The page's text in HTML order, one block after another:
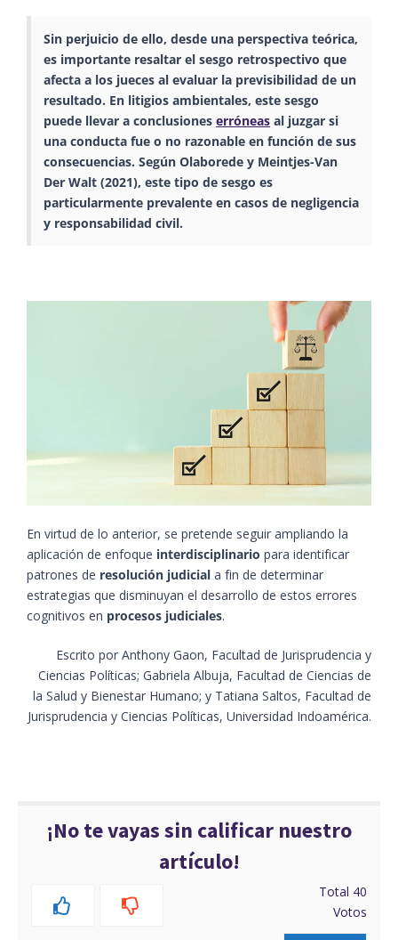
Sin perjuicio de ello, desde una perspectiva teórica,
es importante resaltar el sesgo retrospectivo que
afecta a los jueces al evaluar la previsibilidad de un
resultado. En litigios ambientales, este sesgo
puede llevar a conclusiones erróneas al juzgar si
una conducta fue o no razonable en función de sus
consecuencias. Según Olaborede y Meintjes-Van
Der Walt (2021), este tipo de sesgo es
particularmente prevalente en casos de negligencia
y responsabilidad civil​.
En virtud de lo anterior, se pretende seguir ampliando la
aplicación de enfoque interdisciplinario para identificar
patrones de resolución judicial a fin de determinar
estrategias que disminuyan el desarrollo de estos errores
cognitivos en procesos judiciales.
Escrito por Anthony Gaon, Facultad de Jurisprudencia y
Ciencias Políticas; Gabriela Albuja, Facultad de Ciencias de
la Salud y Bienestar Humano; y Tatiana Saltos, Facultad de
Jurisprudencia y Ciencias Políticas, Universidad Indoamérica.
¡No te vayas sin calificar nuestro
artículo!
Total 40
Votos